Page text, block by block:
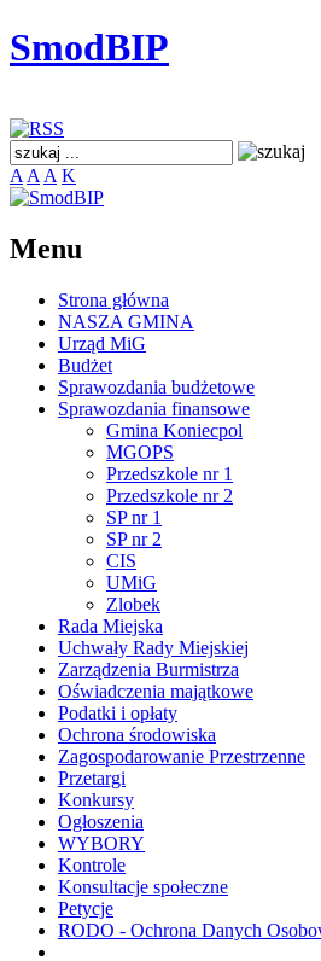
SmodBIP
A A A K
Menu
Strona główna
NASZA GMINA
Urząd MiG
Budżet
Sprawozdania budżetowe
Sprawozdania finansowe
Gmina Koniecpol
MGOPS
Przedszkole nr 1
Przedszkole nr 2
SP nr 1
SP nr 2
CIS
UMiG
Zlobek
Rada Miejska
Uchwały Rady Miejskiej
Zarządzenia Burmistrza
Oświadczenia majątkowe
Podatki i opłaty
Ochrona środowiska
Zagospodarowanie Przestrzenne
Przetargi
Konkursy
Ogłoszenia
WYBORY
Kontrole
Konsultacje społeczne
Petycje
RODO - Ochrona Danych